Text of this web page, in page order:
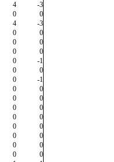
4
-3
0
0
4
-3
0
0
0
0
0
0
0
-1
0
0
0
-1
0
0
0
0
0
0
0
0
0
0
0
0
0
0
0
0